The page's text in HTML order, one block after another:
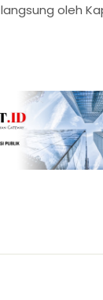
oleh